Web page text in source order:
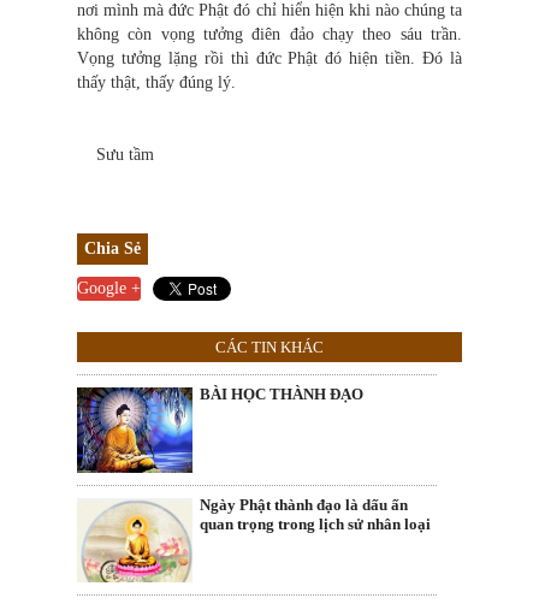
nơi mình mà đức Phật đó chỉ hiển hiện khi nào chúng ta
không còn vọng tưởng điên đảo chạy theo sáu trần.
Vọng tưởng lặng rồi thì đức Phật đó hiện tiền. Đó là
thấy thật, thấy đúng lý.
Sưu tầm
Chia Sẻ
Google +
CÁC TIN KHÁC
BÀI HỌC THÀNH ĐẠO
Ngày Phật thành đạo là dấu ấn
quan trọng trong lịch sử nhân loại